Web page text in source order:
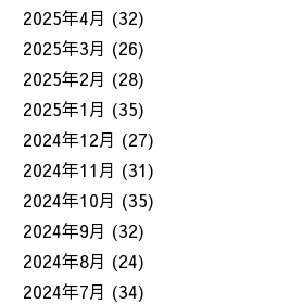
2025年4月 (32)
2025年3月 (26)
2025年2月 (28)
2025年1月 (35)
2024年12月 (27)
2024年11月 (31)
2024年10月 (35)
2024年9月 (32)
2024年8月 (24)
2024年7月 (34)